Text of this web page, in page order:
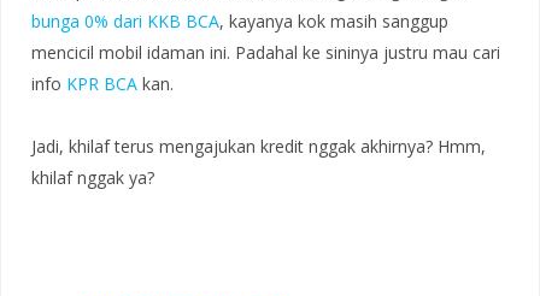
bunga 0% dari KKB BCA, kayanya kok masih sanggup
mencicil mobil idaman ini. Padahal ke sininya justru mau cari
info KPR BCA kan.
Jadi, khilaf terus mengajukan kredit nggak akhirnya? Hmm,
khilaf nggak ya?